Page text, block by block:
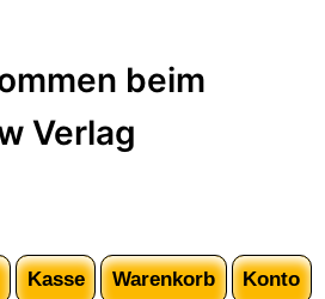
beim
Verlag
Kasse Warenkorb Konto